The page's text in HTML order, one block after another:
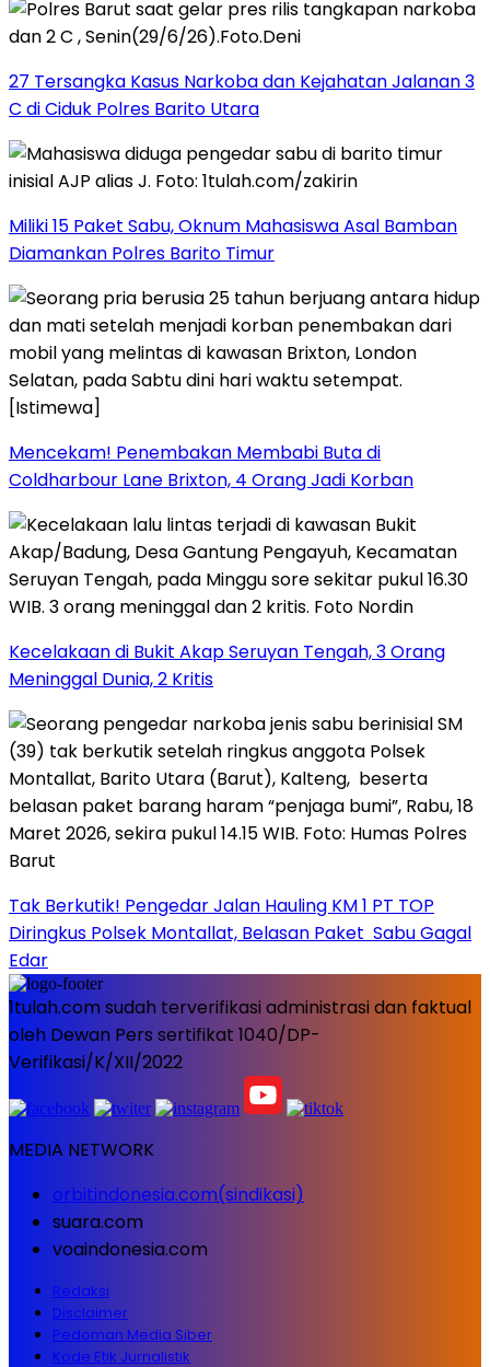
27 Tersangka Kasus Narkoba dan Kejahatan Jalanan 3
C di Ciduk Polres Barito Utara
Miliki 15 Paket Sabu, Oknum Mahasiswa Asal Bamban
Diamankan Polres Barito Timur
Mencekam! Penembakan Membabi Buta di
Coldharbour Lane Brixton, 4 Orang Jadi Korban
Kecelakaan di Bukit Akap Seruyan Tengah, 3 Orang
Meninggal Dunia, 2 Kritis
Tak Berkutik! Pengedar Jalan Hauling KM 1 PT TOP
Diringkus Polsek Montallat, Belasan Paket Sabu Gagal
Edar
1tulah.com sudah terverifikasi administrasi dan faktual
oleh Dewan Pers sertifikat 1040/DP-
Verifikasi/K/XII/2022
MEDIA NETWORK
orbitindonesia.com(sindikasi)
suara.com
voaindonesia.com
Redaksi
Disclaimer
Pedoman Media Siber
Kode Etik Jurnalistik